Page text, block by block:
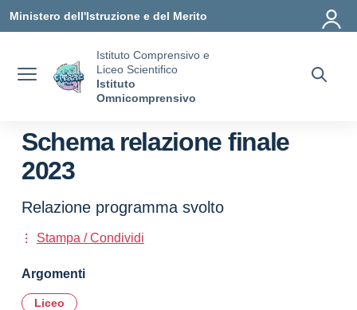
Ministero dell'Istruzione e del Merito
Istituto Comprensivo e
Liceo Scientifico
Istituto
Omnicomprensivo
Schema relazione finale
2023
Relazione programma svolto
Stampa / Condividi
Argomenti
Liceo